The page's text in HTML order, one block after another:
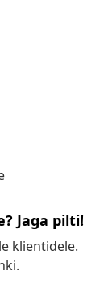
Jaga pilti!
klientidele.